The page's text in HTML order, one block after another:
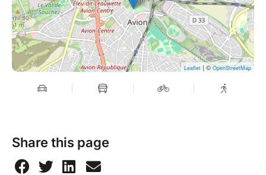
Leaflet | ©OpenStreetMap
Share this page